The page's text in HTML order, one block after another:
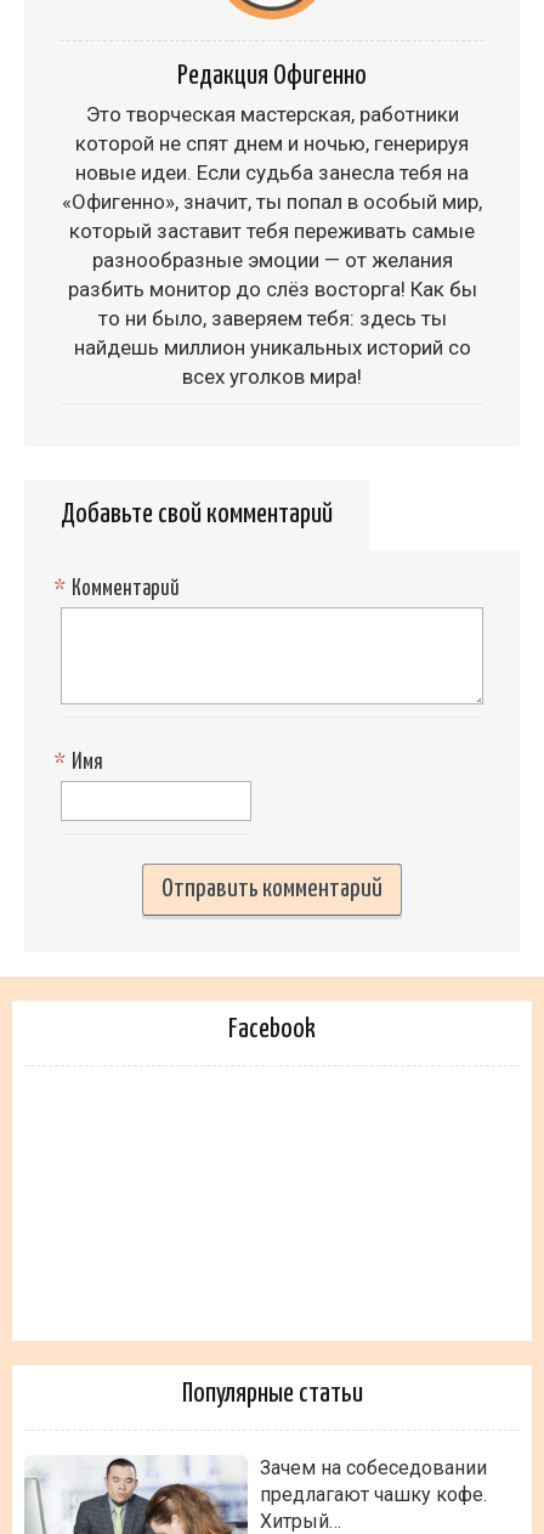
Редакция Офигенно
Это творческая мастерская, работники
которой не спят днем и ночью, генерируя
новые идеи. Если судьба занесла тебя на
«Офигенно», значит, ты попал в особый мир,
который заставит тебя переживать самые
разнообразные эмоции — от желания
разбить монитор до слёз восторга! Как бы
то ни было, заверяем тебя: здесь ты
найдешь миллион уникальных историй со
всех уголков мира!
Добавьте свой комментарий
Комментарий
*
Имя
*
Facebook
Популярные статьи
Зачем на собеседовании
предлагают чашку кофе.
Хитрый…